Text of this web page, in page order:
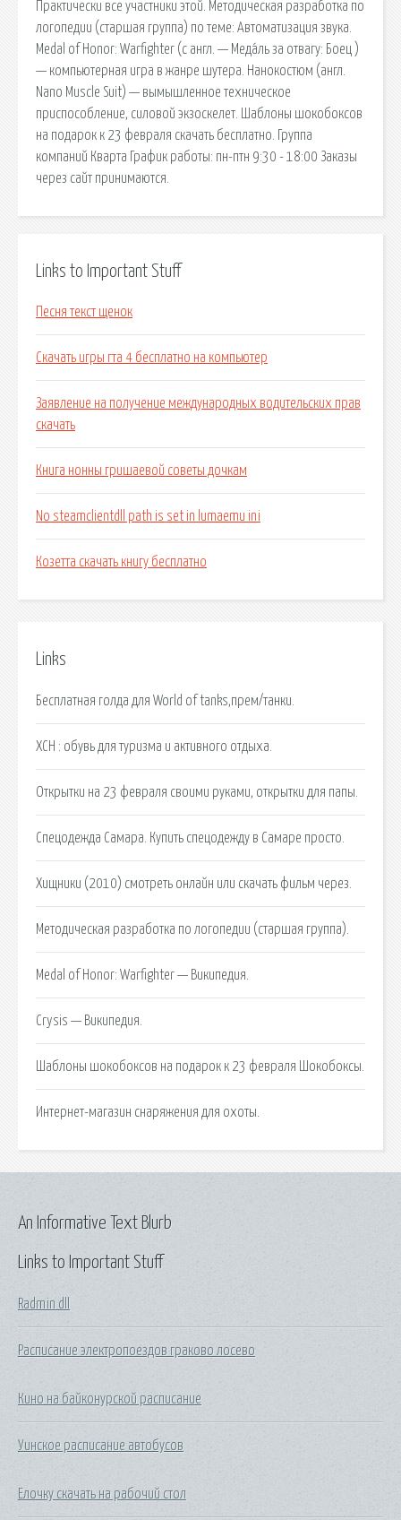
Практически все участники этой. Методическая разработка по
логопедии (старшая группа) по теме: Автоматизация звука.
Medal of Honor: Warfighter (с англ. — Меда́ль за отвагу: Боец )
— компьютерная игра в жанре шутера. Нанокостюм (англ.
Nano Muscle Suit) — вымышленное техническое
приспособление, силовой экзоскелет. Шаблоны шокобоксов
на подарок к 23 февраля скачать бесплатно. Группа
компаний Кварта График работы: пн-птн 9:30 - 18:00 Заказы
через сайт принимаются.
Links to Important Stuff
Песня текст щенок
Скачать игры гта 4 бесплатно на компьютер
Заявление на получение международных водительских прав
скачать
Книга нонны гришаевой советы дочкам
No steamclientdll path is set in lumaemu ini
Козетта скачать книгу бесплатно
Links
Бесплатная голда для World of tanks,прем/танки.
ХСН : обувь для туризма и активного отдыха.
Открытки на 23 февраля своими руками, открытки для папы.
Спецодежда Самара. Купить спецодежду в Самаре просто.
Хищники (2010) смотреть онлайн или скачать фильм через.
Методическая разработка по логопедии (старшая группа).
Medal of Honor: Warfighter — Википедия.
Crysis — Википедия.
Шаблоны шокобоксов на подарок к 23 февраля Шокобоксы.
Интернет-магазин снаряжения для охоты.
Links to Important Stuff
Radmin dll
Расписание электропоездов граково лосево
Кино на байконурской расписание
Уинское расписание автобусов
Елочку скачать на рабочий стол
An Informative Text Blurb